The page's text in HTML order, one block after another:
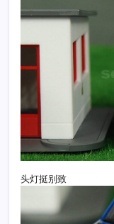
头灯挺别致